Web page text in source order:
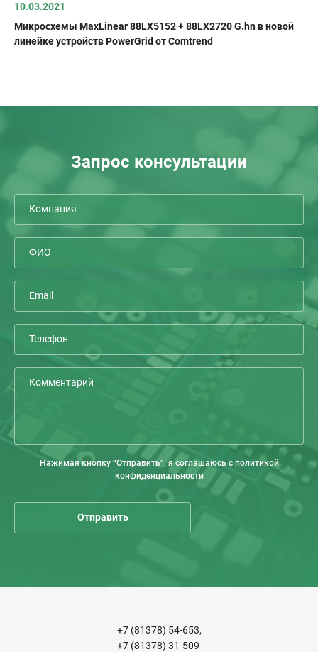
10.03.2021
Микросхемы MaxLinear 88LX5152 + 88LX2720 G.hn в новой
линейке устройств PowerGrid от Comtrend
Запрос консультации
Нажимая кнопку “Отправить”, я соглашаюсь с политикой
конфиденциальности
+7 (81378) 54-653,
+7 (81378) 31-509